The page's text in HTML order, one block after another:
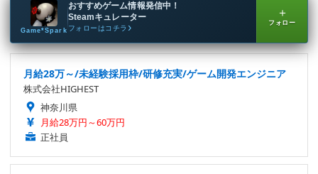
Game*Spark
おすすめゲーム情報発信中！
Steamキュレーター
フォローはコチラ
＋
フォロー
月給28万～/未経験採用枠/研修充実/ゲーム開発エンジニア
株式会社HIGHEST
神奈川県
月給28万円～60万円
正社員